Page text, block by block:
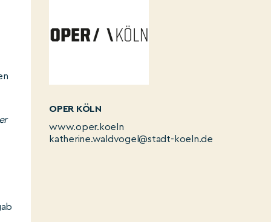
OPER KÖLN
www.oper.koeln
katherine.waldvogel@stadt-koeln.de